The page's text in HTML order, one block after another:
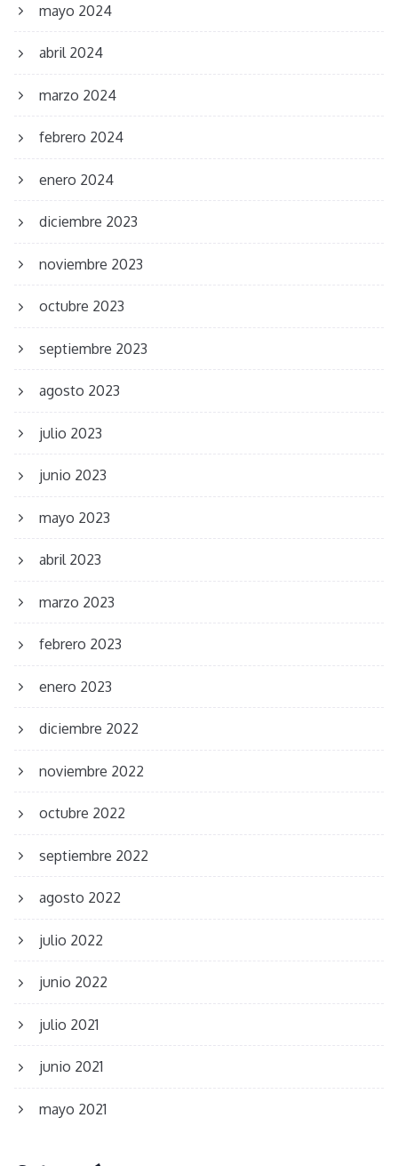
mayo 2024
abril 2024
marzo 2024
febrero 2024
enero 2024
diciembre 2023
noviembre 2023
octubre 2023
septiembre 2023
agosto 2023
julio 2023
junio 2023
mayo 2023
abril 2023
marzo 2023
febrero 2023
enero 2023
diciembre 2022
noviembre 2022
octubre 2022
septiembre 2022
agosto 2022
julio 2022
junio 2022
julio 2021
junio 2021
mayo 2021